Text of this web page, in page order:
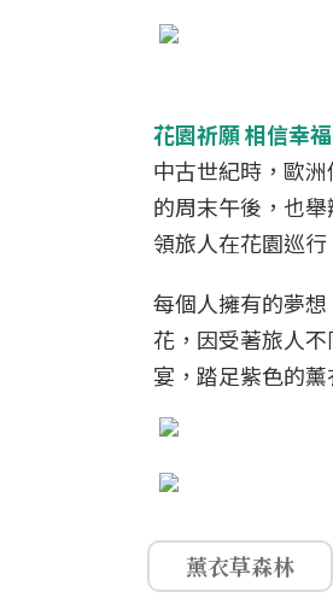
花園祈願 相信幸
中古世紀時，歐
的周末午後，也
領旅人在花園巡
每個人擁有的夢
花，因受著旅人
宴，踏足紫色的
薰衣草森林